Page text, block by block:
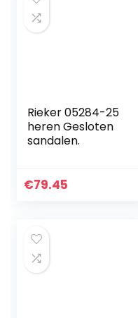
Rieker 05284-25
heren Gesloten
sandalen.
€79.45